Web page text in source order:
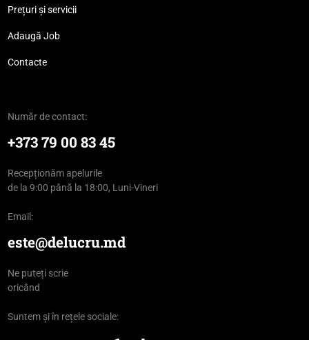
Prețuri și servicii
Adaugă Job
Contacte
Număr de contact:
+373 79 00 83 45
Recepționăm apelurile
de la 9:00 până la 18:00, Luni-Vineri
Email:
este@delucru.md
Ne puteți scrie
oricând
Suntem și în rețele sociale: